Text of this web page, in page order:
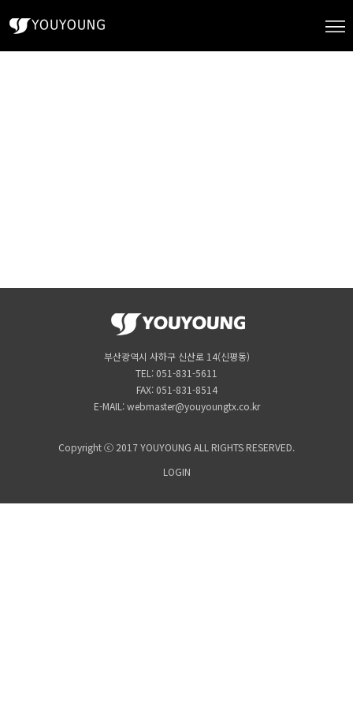
부산광역시 사하구 신산로 14(신평동)
TEL: 051-831-5611
FAX: 051-831-8514
E-MAIL: webmaster@youyoungtx.co.kr
Copyright ⓒ 2017 YOUYOUNG ALL RIGHTS RESERVED.
LOGIN